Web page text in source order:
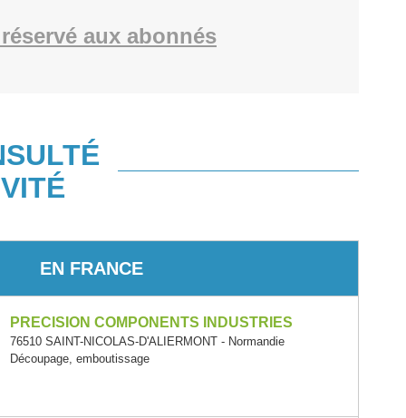
aux abonnés
EN FRANCE
PRECISION COMPONENTS INDUSTRIES
76510 SAINT-NICOLAS-D'ALIERMONT - Normandie
Découpage, emboutissage